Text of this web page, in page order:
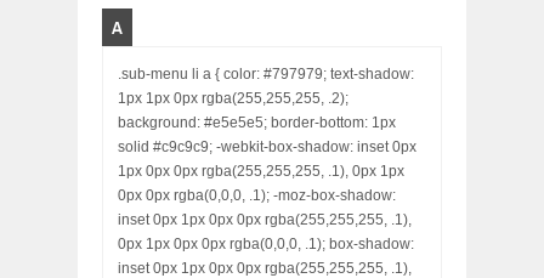
A
.sub-menu li a { color: #797979; text-shadow:
1px 1px 0px rgba(255,255,255, .2);
background: #e5e5e5; border-bottom: 1px
solid #c9c9c9; -webkit-box-shadow: inset 0px
1px 0px 0px rgba(255,255,255, .1), 0px 1px
0px 0px rgba(0,0,0, .1); -moz-box-shadow:
inset 0px 1px 0px 0px rgba(255,255,255, .1),
0px 1px 0px 0px rgba(0,0,0, .1); box-shadow:
inset 0px 1px 0px 0px rgba(255,255,255, .1),